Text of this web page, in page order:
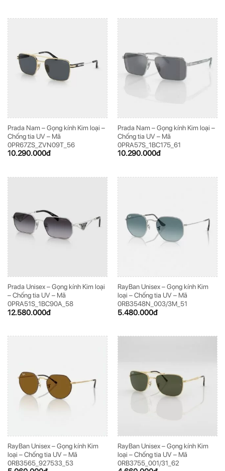
Prada Nam – Gọng kính Kim loại –
Chống tia UV – Mã
0PR67ZS_ZVN09T_56
10.290.000đ
Prada Nam – Gọng kính Kim loại –
Chống tia UV – Mã
0PRA57S_1BC175_61
10.290.000đ
Prada Unisex – Gọng kính Kim loại
– Chống tia UV – Mã
0PRA51S_1BC90A_58
12.580.000đ
RayBan Unisex – Gọng kính Kim
loại – Chống tia UV – Mã
0RB3548N_003/3M_51
5.480.000đ
RayBan Unisex – Gọng kính Kim
loại – Chống tia UV – Mã
0RB3565_927533_53
RayBan Unisex – Gọng kính Kim
loại – Chống tia UV – Mã
0RB3755_001/31_62